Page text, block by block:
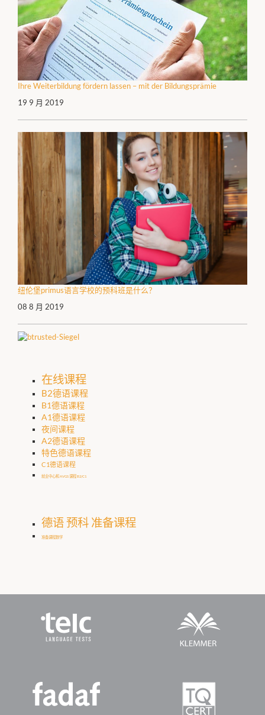
Ihre Weiterbildung fördern lassen – mit der Bildungsprämie
19 9 月 2019
纽伦堡primus语言学校的预科班是什么？
08 8 月 2019
在线课程
B2德语课程
B1德语课程
A1德语课程
夜间课程
A2德语课程
特色德语课程
C1德语课程
就业中心和 AVGS 课程 B2/C1
德语 预科 准备课程
准备课程数学